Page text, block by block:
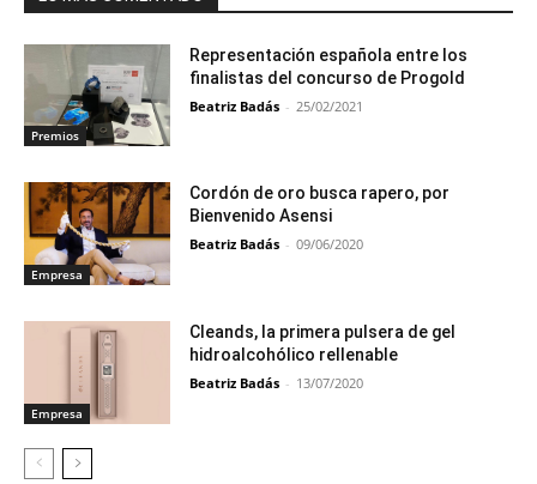
Premios
Representación española entre los
finalistas del concurso de Progold
Beatriz Badás - 25/02/2021
Empresa
Cordón de oro busca rapero, por
Bienvenido Asensi
Beatriz Badás - 09/06/2020
Empresa
Cleands, la primera pulsera de gel
hidroalcohólico rellenable
Beatriz Badás - 13/07/2020